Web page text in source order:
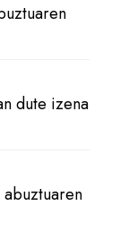
dute izena